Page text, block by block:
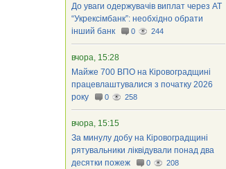
До уваги одержувачів виплат через АТ
“Укрексімбанк”: необхідно обрати
інший банк
0 244
вчора, 15:28
Майже 700 ВПО на Кіровоградщині
працевлаштувалися з початку 2026
року
0 258
вчора, 15:15
За минулу добу на Кіровоградщині
рятувальники ліквідували понад два
десятки пожеж
0 208